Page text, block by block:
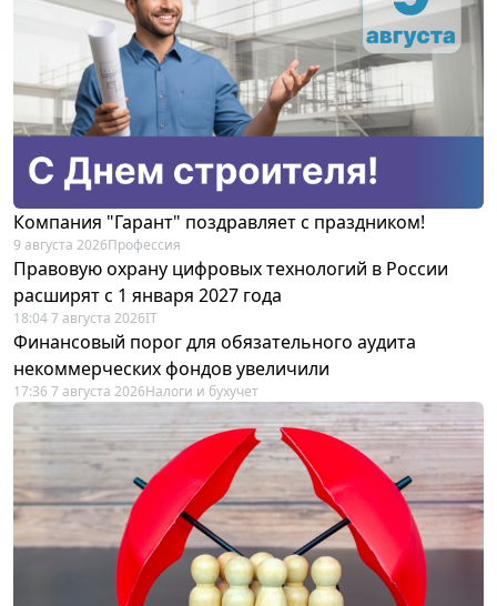
Компания "Гарант" поздравляет с праздником!
9 августа 2026Профессия
Правовую охрану цифровых технологий в России
расширят с 1 января 2027 года
18:04 7 августа 2026IT
Финансовый порог для обязательного аудита
некоммерческих фондов увеличили
17:36 7 августа 2026Налоги и бухучет